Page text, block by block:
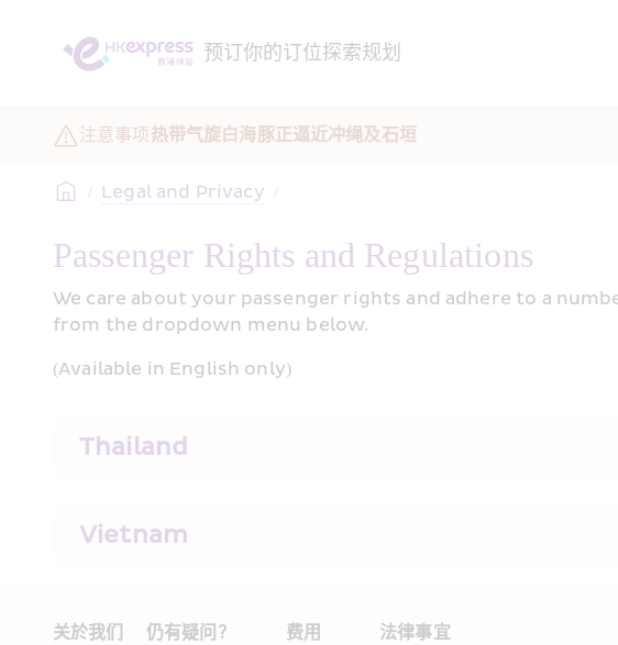
预订你的订位探索规划
注意事项热带气旋白海豚正逼近冲绳及石垣
/ Legal and Privacy /
Passenger Rights and Regulations
We care about your passenger rights and adhere to a
from the dropdown menu below.
(Available in English only)
Thailand
Vietnam
关於我们 仍有疑问？ 费用 法律事宜